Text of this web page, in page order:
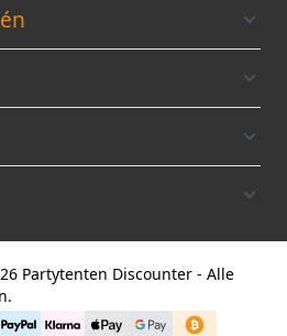
Partytenten Discounter - Alle